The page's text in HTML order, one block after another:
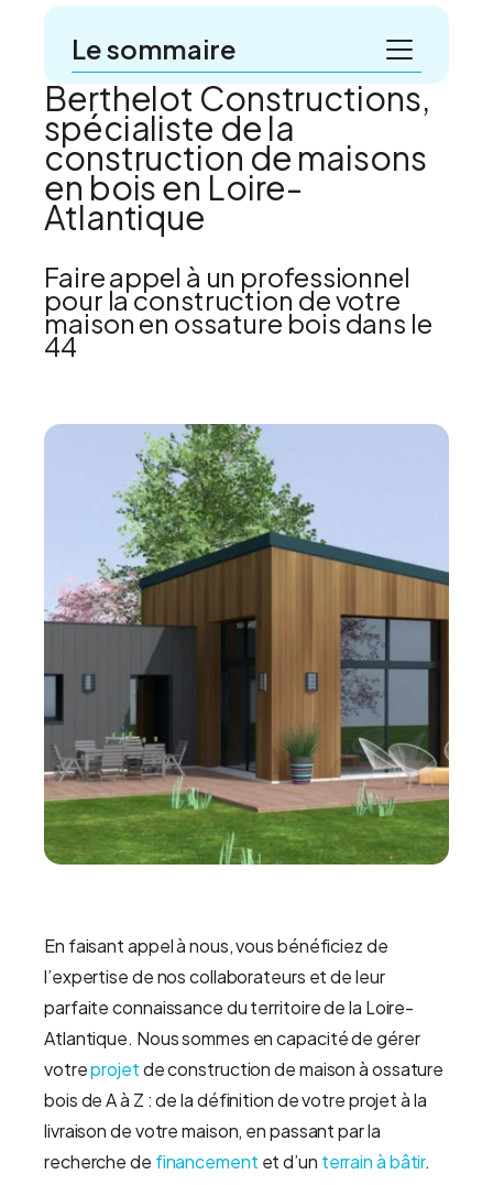
Berthelot Constructions,
spécialiste de la
construction de maisons
en bois en Loire-
Atlantique
Faire appel à un professionnel
pour la construction de votre
maison en ossature bois dans le
44
En faisant appel à nous, vous bénéficiez de
l’expertise de nos collaborateurs et de leur
parfaite connaissance du territoire de la Loire-
Atlantique. Nous sommes en capacité de gérer
votreprojetde construction de maison à ossature
bois de A à Z : de la définition de votre projet à la
livraison de votre maison, en passant par la
recherche de financement et d’un terrain à bâtir.
Le sommaire
Berthelot Constructions, spécialiste de la
construction de maisons en bois en Loire-
Atlantique